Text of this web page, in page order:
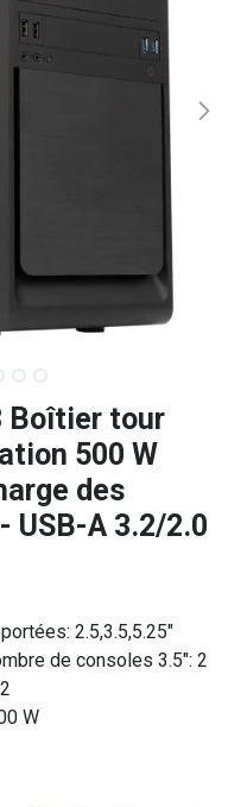
Boîtier tour
500 W
des
USB-A 3.2/2.0
2.5,3.5,5.25"
de consoles 3.5": 2
W